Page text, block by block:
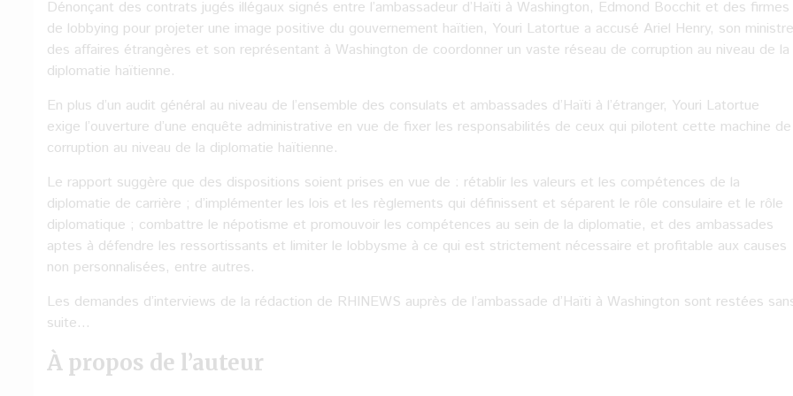
Dénonçant des contrats jugés illégaux signés entre l’ambassadeur d’Haïti à Washington, Edmond Bocchit et des firmes
de lobbying pour projeter une image positive du gouvernement haïtien, Youri Latortue a accusé Ariel Henry, son ministre
des affaires étrangères et son représentant à Washington de coordonner un vaste réseau de corruption au niveau de la
diplomatie haïtienne.
En plus d’un audit général au niveau de l’ensemble des consulats et ambassades d’Haïti à l’étranger, Youri Latortue
exige l’ouverture d’une enquête administrative en vue de fixer les responsabilités de ceux qui pilotent cette machine de
corruption au niveau de la diplomatie haïtienne.
Le rapport suggère que des dispositions soient prises en vue de : rétablir les valeurs et les compétences de la
diplomatie de carrière ; d’implémenter les lois et les règlements qui définissent et séparent le rôle consulaire et le rôle
diplomatique ; combattre le népotisme et promouvoir les compétences au sein de la diplomatie, et des ambassades
aptes à défendre les ressortissants et limiter le lobbysme à ce qui est strictement nécessaire et profitable aux causes
non personnalisées, entre autres.
Les demandes d’interviews de la rédaction de RHINEWS auprès de l’ambassade d’Haïti à Washington sont restées
suite…
À propos de l’auteur